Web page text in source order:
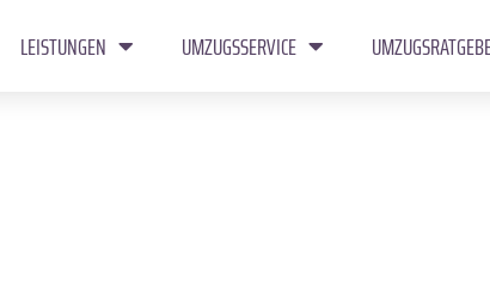
LEISTUNGEN UMZUGSSERVICE